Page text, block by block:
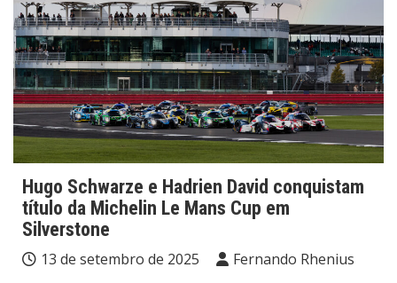
Hugo Schwarze e Hadrien David conquistam
título da Michelin Le Mans Cup em
Silverstone
13 de setembro de 2025
Fernando Rhenius